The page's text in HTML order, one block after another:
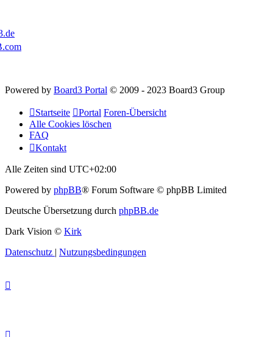
Powered by Board3 Portal © 2009 - 2023 Board3 Group
Startseite Portal Foren-Übersicht
Alle Cookies löschen
FAQ
Kontakt
Alle Zeiten sind UTC+02:00
Powered by phpBB® Forum Software © phpBB Limited
Deutsche Übersetzung durch phpBB.de
Dark Vision © Kirk
Datenschutz | Nutzungsbedingungen